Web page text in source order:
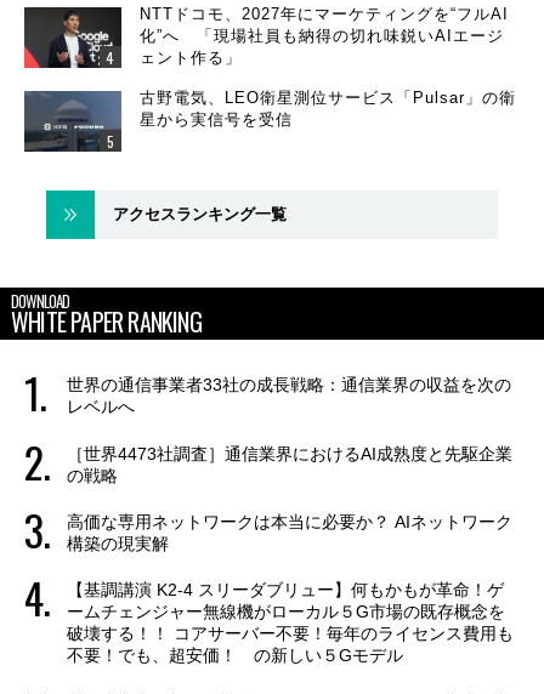
NTTドコモ、2027年にマーケティングを“フルAI
化”へ 「現場社員も納得の切れ味鋭いAIエージ
ェント作る」
古野電気、LEO衛星測位サービス「Pulsar」の衛
星から実信号を受信
アクセスランキング一覧
DOWNLOAD
WHITE PAPER RANKING
世界の通信事業者33社の成長戦略：通信業界の収益を次の
レベルへ
［世界4473社調査］通信業界におけるAI成熟度と先駆企業
の戦略
高価な専用ネットワークは本当に必要か？ AIネットワーク
構築の現実解
【基調講演 K2-4 スリーダブリュー】何もかもが革命！ゲ
ームチェンジャー無線機がローカル５G市場の既存概念を
破壊する！！ コアサーバー不要！毎年のライセンス費用も
不要！でも、超安価！ の新しい５Gモデル